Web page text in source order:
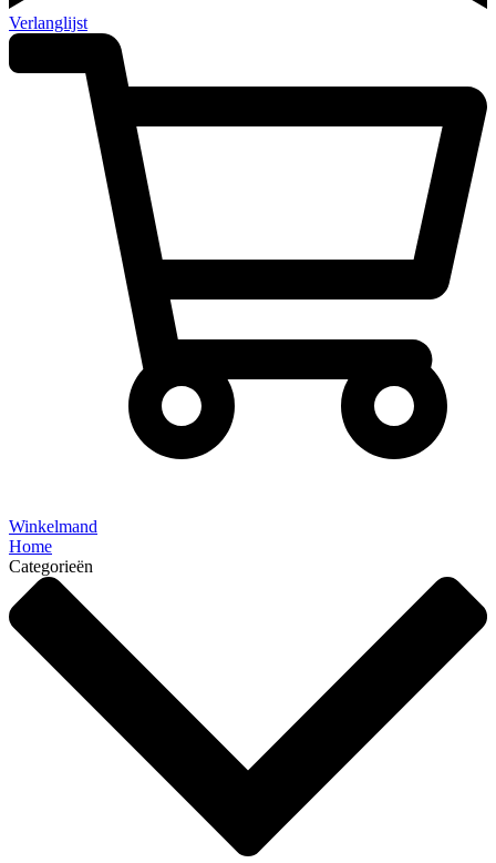
Verlanglijst
Winkelmand
Home
Categorieën